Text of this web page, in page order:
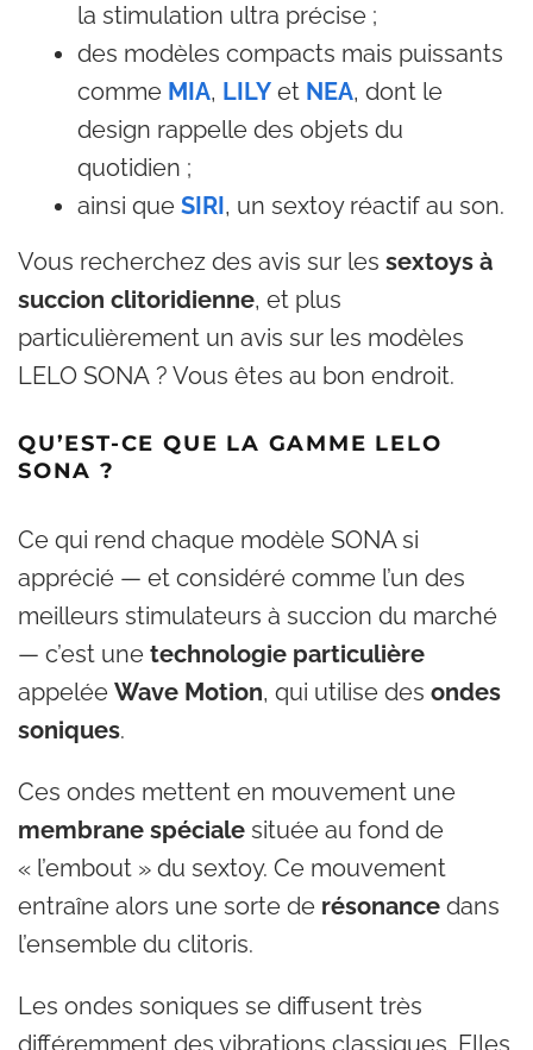
la stimulation ultra précise ;
des modèles compacts mais puissants
comme MIA, LILY et NEA, dont le
design rappelle des objets du
quotidien ;
ainsi que SIRI, un sextoy réactif au son.
Vous recherchez des avis sur les sextoys à
succion clitoridienne, et plus
particulièrement un avis sur les modèles
LELO SONA ? Vous êtes au bon endroit.
QU’EST-CE QUE LA GAMME LELO
SONA ?
Ce qui rend chaque modèle SONA si
apprécié — et considéré comme l’un des
meilleurs stimulateurs à succion du marché
— c’est une technologie particulière
appelée Wave Motion, qui utilise des ondes
soniques.
Ces ondes mettent en mouvement une
membrane spéciale située au fond de
« l’embout » du sextoy. Ce mouvement
entraîne alors une sorte de résonance dans
l’ensemble du clitoris.
Les ondes soniques se diffusent très
différemment des vibrations classiques. Elles